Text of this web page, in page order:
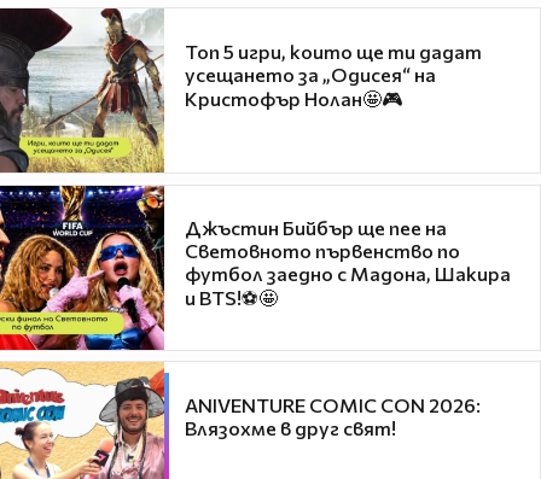
Топ 5 игри, които ще ти дадат
усещането за „Одисея“ на
Кристофър Нолан🤩🎮
Джъстин Бийбър ще пее на
Световното първенство по
футбол заедно с Мадона, Шакира
и BTS!⚽🤩
ANIVENTURE COMIC CON 2026:
Влязохме в друг свят!